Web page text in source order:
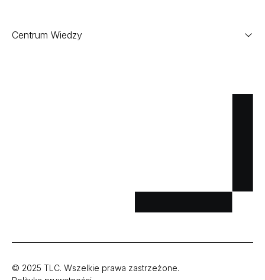
Centrum Wiedzy
© 2025 TLC. Wszelkie prawa zastrzeżone.